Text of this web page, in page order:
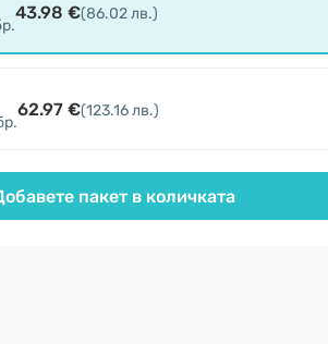
43.98 €(86.02 лв.)
62.97 €(123.16 лв.)
пакет в количката